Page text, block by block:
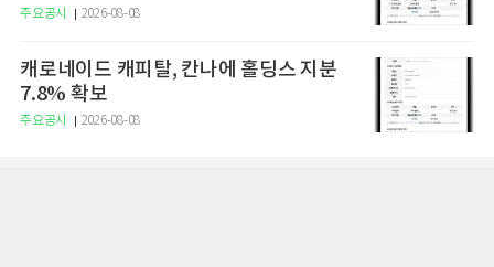
주요공시 2026-08-08
캐로네이드 캐피탈, 칸나에 홀딩스 지분
7.8% 확보
주요공시 2026-08-08